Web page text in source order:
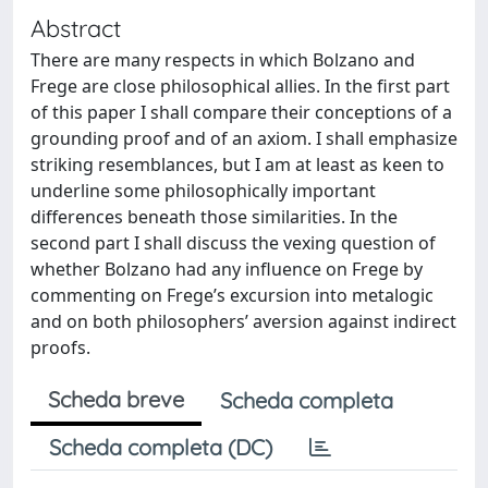
Abstract
There are many respects in which Bolzano and
Frege are close philosophical allies. In the first part
of this paper I shall compare their conceptions of a
grounding proof and of an axiom. I shall emphasize
striking resemblances, but I am at least as keen to
underline some philosophically important
differences beneath those similarities. In the
second part I shall discuss the vexing question of
whether Bolzano had any influence on Frege by
commenting on Frege’s excursion into metalogic
and on both philosophers’ aversion against indirect
proofs.
Scheda breve
Scheda completa
Scheda completa (DC)